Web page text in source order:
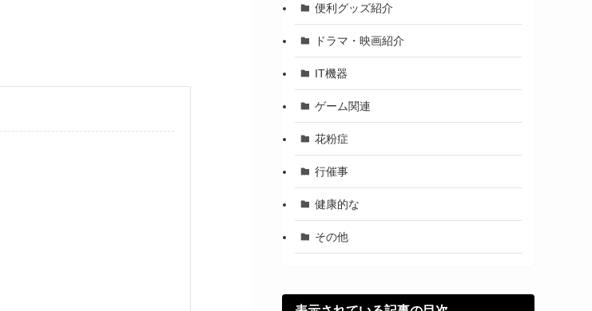
便利グッズ紹介
ドラマ・映画紹介
IT機器
ゲーム関連
花粉症
行催事
健康的な
その他